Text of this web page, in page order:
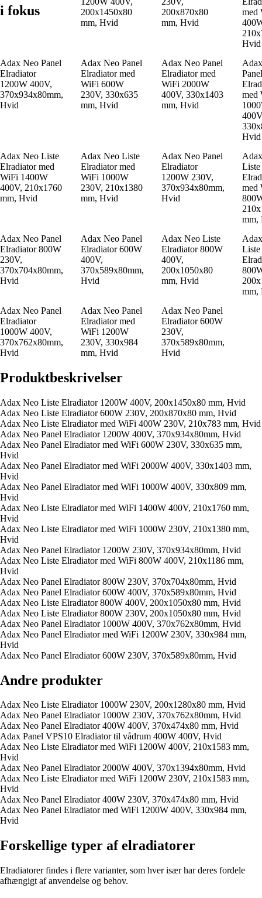
i fokus
200x1450x80
mm, Hvid
200x870x80
mm, Hvid
med
Hvid
Adax Neo Panel
Elradiator
1200W 400V,
370x934x80mm,
Hvid
Adax Neo Panel
Elradiator med
WiFi 600W
230V, 330x635
mm, Hvid
Adax Neo Panel
Elradiator med
WiFi 2000W
400V, 330x1403
mm, Hvid
Panel
med
Hvid
Adax Neo Liste
Elradiator med
WiFi 1400W
400V, 210x1760
mm, Hvid
Adax Neo Liste
Elradiator med
WiFi 1000W
230V, 210x1380
mm, Hvid
Adax Neo Panel
Elradiator
1200W 230V,
370x934x80mm,
Hvid
Liste
med
mm,
Adax Neo Panel
Elradiator 800W
230V,
370x704x80mm,
Hvid
Adax Neo Panel
Elradiator 600W
400V,
370x589x80mm,
Hvid
Adax Neo Liste
Elradiator 800W
400V,
200x1050x80
mm, Hvid
Liste
mm,
Adax Neo Panel
Elradiator
1000W 400V,
370x762x80mm,
Hvid
Adax Neo Panel
Elradiator med
WiFi 1200W
230V, 330x984
mm, Hvid
Adax Neo Panel
Elradiator 600W
230V,
370x589x80mm,
Hvid
Produktbeskrivelser
Adax Neo Liste Elradiator 1200W 400V, 200x1450x80 mm, Hvid
Adax Neo Liste Elradiator 600W 230V, 200x870x80 mm, Hvid
Adax Neo Liste Elradiator med WiFi 400W 230V, 210x783 mm, Hvid
Adax Neo Panel Elradiator 1200W 400V, 370x934x80mm, Hvid
Adax Neo Panel Elradiator med WiFi 600W 230V, 330x635 mm,
Hvid
Adax Neo Panel Elradiator med WiFi 2000W 400V, 330x1403 mm,
Hvid
Adax Neo Panel Elradiator med WiFi 1000W 400V, 330x809 mm,
Hvid
Adax Neo Liste Elradiator med WiFi 1400W 400V, 210x1760 mm,
Hvid
Adax Neo Liste Elradiator med WiFi 1000W 230V, 210x1380 mm,
Hvid
Adax Neo Panel Elradiator 1200W 230V, 370x934x80mm, Hvid
Adax Neo Liste Elradiator med WiFi 800W 400V, 210x1186 mm,
Hvid
Adax Neo Panel Elradiator 800W 230V, 370x704x80mm, Hvid
Adax Neo Panel Elradiator 600W 400V, 370x589x80mm, Hvid
Adax Neo Liste Elradiator 800W 400V, 200x1050x80 mm, Hvid
Adax Neo Liste Elradiator 800W 230V, 200x1050x80 mm, Hvid
Adax Neo Panel Elradiator 1000W 400V, 370x762x80mm, Hvid
Adax Neo Panel Elradiator med WiFi 1200W 230V, 330x984 mm,
Hvid
Adax Neo Panel Elradiator 600W 230V, 370x589x80mm, Hvid
Andre produkter
Adax Neo Liste Elradiator 1000W 230V, 200x1280x80 mm, Hvid
Adax Neo Panel Elradiator 1000W 230V, 370x762x80mm, Hvid
Adax Neo Panel Elradiator 400W 400V, 370x474x80 mm, Hvid
Adax Panel VPS10 Elradiator til vådrum 400W 400V, Hvid
Adax Neo Liste Elradiator med WiFi 1200W 400V, 210x1583 mm,
Hvid
Adax Neo Panel Elradiator 2000W 400V, 370x1394x80mm, Hvid
Adax Neo Liste Elradiator med WiFi 1200W 230V, 210x1583 mm,
Hvid
Adax Neo Panel Elradiator 400W 230V, 370x474x80 mm, Hvid
Adax Neo Panel Elradiator med WiFi 1200W 400V, 330x984 mm,
Hvid
Forskellige typer af elradiatorer
Elradiatorer findes i flere varianter, som hver især har deres fordele
afhængigt af anvendelse og behov.